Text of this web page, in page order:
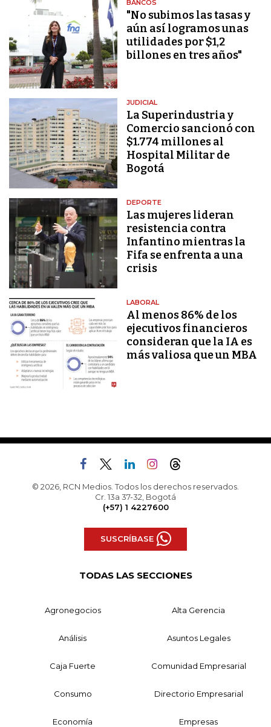
BANCOS
"No subimos las tasas y
aún así logramos unas
utilidades por $1,2
billones en tres años"
JUDICIAL
La Superindustria y
Comercio sancionó con
$1.774 millones al
Hospital Militar de
Bogotá
DEPORTE
Las mujeres lideran
resistencia contra
Infantino mientras la
Fifa se enfrenta a una
crisis
LABORAL
Al menos 86% de los
ejecutivos financieros
consideran que la IA es
más valiosa que un MBA
© 2026, RCN Medios. Todos los derechos reservados.
Cr. 13a 37-32, Bogotá
(+57) 1 4227600
SUSCRÍBASE
TODAS LAS SECCIONES
Agronegocios Alta Gerencia
Análisis Asuntos Legales
Caja Fuerte Comunidad Empresarial
Consumo Directorio Empresarial
Economía Empresas